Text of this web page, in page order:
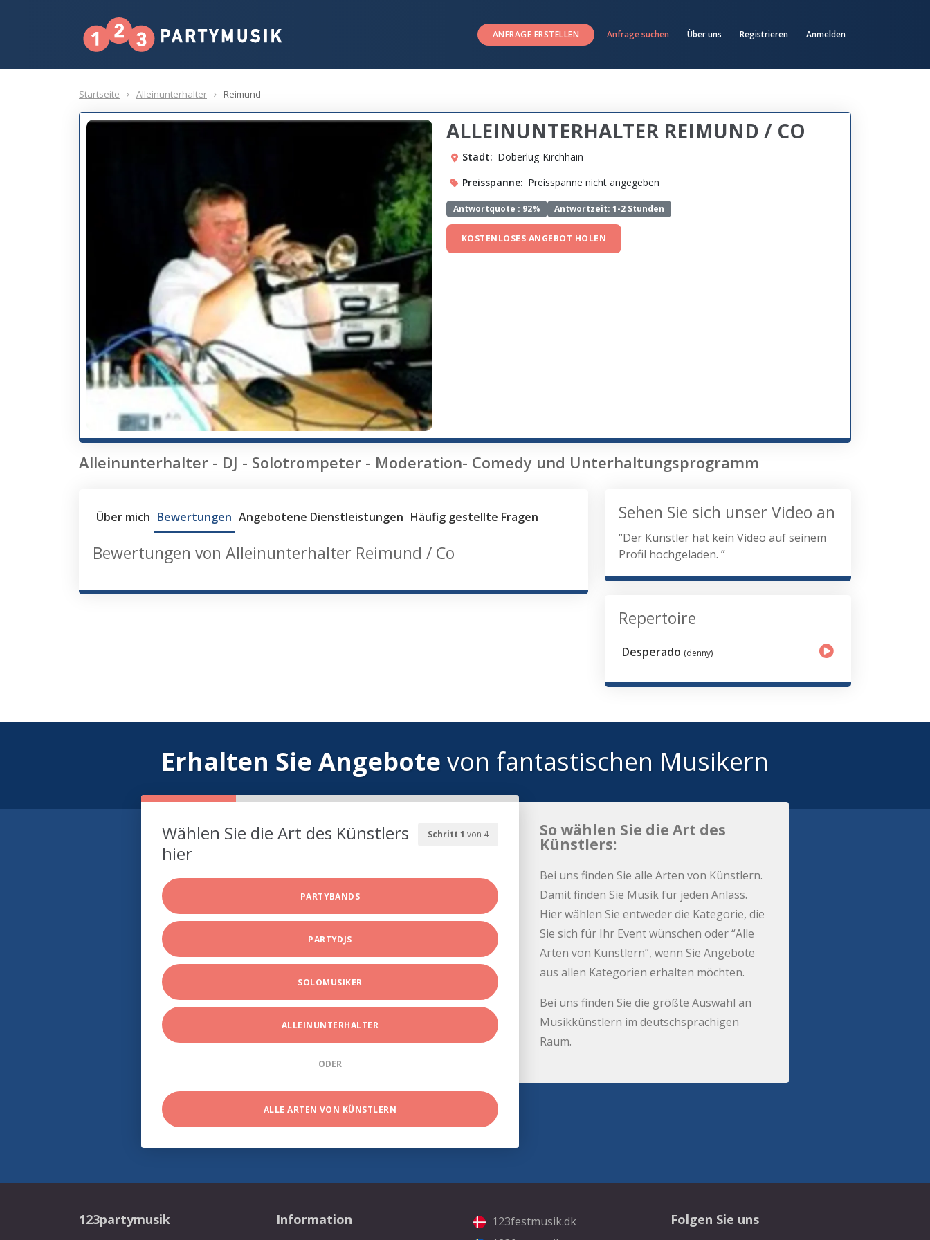
ANFRAGE ERSTELLEN Anfrage suchen Über uns Registrieren Anmelden
Startseite Alleinunterhalter Reimund
ALLEINUNTERHALTER REIMUND / CO
Stadt: Doberlug-Kirchhain
Preisspanne: Preisspanne nicht angegeben
Antwortquote : 92% Antwortzeit: 1-2 Stunden
KOSTENLOSES ANGEBOT HOLEN
Alleinunterhalter - DJ - Solotrompeter - Moderation- Comedy und Unterhaltungsprogramm
Über mich Bewertungen Angebotene Dienstleistungen Häufig gestellte Fragen
Bewertungen von Alleinunterhalter Reimund / Co
Sehen Sie sich unser Video an
“Der Künstler hat kein Video auf seinem
Profil hochgeladen. ”
Repertoire
Desperado (denny)
Erhalten Sie Angebote von fantastischen Musikern
Schritt 1 von 4
Wählen Sie die Art des Künstlers
hier
PARTYBANDS
PARTYDJS
SOLOMUSIKER
ALLEINUNTERHALTER
ODER
ALLE ARTEN VON KÜNSTLERN
So wählen Sie die Art des
Künstlers:
Bei uns finden Sie alle Arten von Künstlern.
Damit finden Sie Musik für jeden Anlass.
Hier wählen Sie entweder die Kategorie, die
Sie sich für Ihr Event wünschen oder “Alle
Arten von Künstlern”, wenn Sie Angebote
aus allen Kategorien erhalten möchten.
Bei uns finden Sie die größte Auswahl an
Musikkünstlern im deutschsprachigen
Raum.
123partymusik Information
123festmusik.dk
Folgen Sie uns